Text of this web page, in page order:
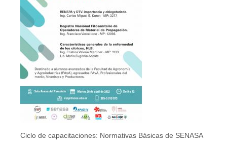
Ciclo de capacitaciones: Normativas Básicas de SENASA